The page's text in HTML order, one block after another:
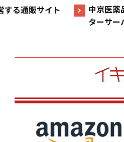
する通販サイト
中京医薬
ターサー